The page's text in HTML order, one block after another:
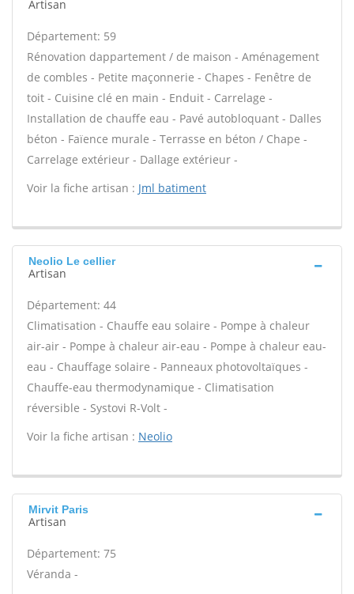
Artisan
Département: 59
Rénovation dappartement / de maison - Aménagement
de combles - Petite maçonnerie - Chapes - Fenêtre de
toit - Cuisine clé en main - Enduit - Carrelage -
Installation de chauffe eau - Pavé autobloquant - Dalles
béton - Faïence murale - Terrasse en béton / Chape -
Carrelage extérieur - Dallage extérieur -
Voir la fiche artisan : Jml batiment
Neolio Le cellier
Artisan
Département: 44
Climatisation - Chauffe eau solaire - Pompe à chaleur
air-air - Pompe à chaleur air-eau - Pompe à chaleur eau-
eau - Chauffage solaire - Panneaux photovoltaïques -
Chauffe-eau thermodynamique - Climatisation
réversible - Systovi R-Volt -
Voir la fiche artisan : Neolio
Mirvit Paris
Artisan
Département: 75
Véranda -